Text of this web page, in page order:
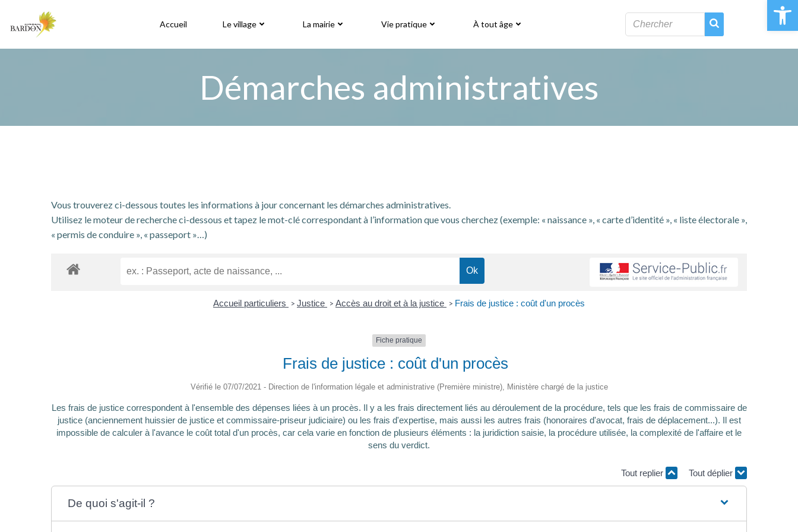
Ouvrir
contenu
Accueil Le village La mairie Vie pratique À tout âge
Démarches administratives
Vous trouverez ci-dessous toutes les informations à jour concernant les démarches administratives.
Utilisez le moteur de recherche ci-dessous et tapez le mot-clé correspondant à l’information que vous cherchez (exemple: « naissance », « carte d’identité », « liste électorale »,
« permis de conduire », « passeport »…)
Accueil particuliers > Justice > Accès au droit et à la justice > Frais de justice : coût d'un procès
Fiche pratique
Frais de justice : coût d'un procès
Vérifié le 07/07/2021 - Direction de l'information légale et administrative (Première ministre), Ministère chargé de la justice
Les frais de justice correspondent à l'ensemble des dépenses liées à un procès. Il y a les frais directement liés au déroulement de la procédure, tels que les frais de commissaire de
justice (anciennement huissier de justice et commissaire-priseur judiciaire) ou les frais d'expertise, mais aussi les autres frais (honoraires d'avocat, frais de déplacement...). Il est
impossible de calculer à l'avance le coût total d'un procès, car cela varie en fonction de plusieurs éléments : la juridiction saisie, la procédure utilisée, la complexité de l'affaire et le
sens du verdict.
Tout replier Tout déplier
De quoi s'agit-il ?